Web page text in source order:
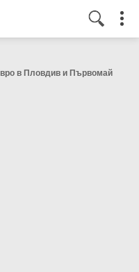
в Пловдив и Първомай